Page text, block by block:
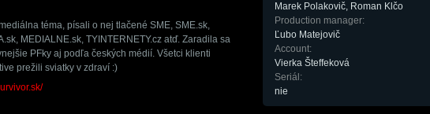
téma, písali o nej tlačené SME, SME.sk,
MEDIALNE.sk, TYINTERNETY.cz atď. Zaradila sa
PFky aj podľa českých médií. Všetci klienti
prežili sviatky v zdraví :)
Marek Polakovič, Roman Klčo
Production manager:
Ľubo Matejovič
Account:
Vierka Šteffeková
Seriál:
nie